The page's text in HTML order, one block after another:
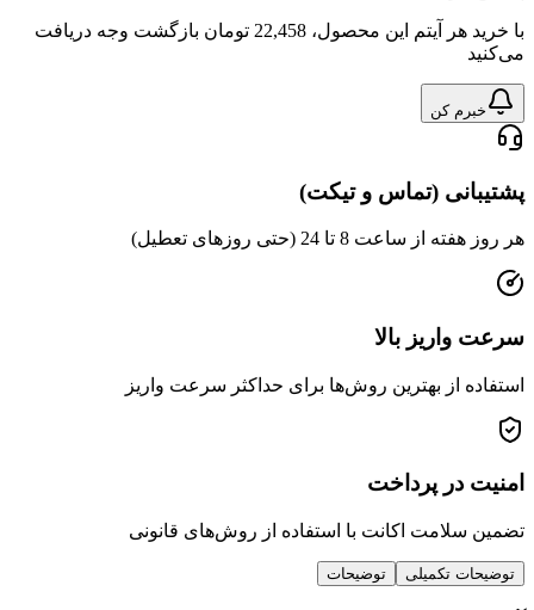
با خرید هر آیتم این محصول، 22,458 تومان
بازگشت وجه دریافت
می‌کنید
خبرم کن
پشتیبانی (تماس و تیکت)
هر روز هفته از ساعت 8 تا 24 (حتی روزهای تعطیل)
سرعت واریز بالا
استفاده از بهترین روش‌ها برای حداکثر سرعت واریز
امنیت در پرداخت
تضمین سلامت اکانت با استفاده از روش‌های قانونی
توضیحات تکمیلی توضیحات